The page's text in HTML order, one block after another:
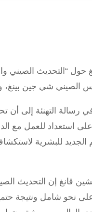
حول “التحديث
الصيني شي جين بينغ،
رسالة التهنئة إلى
استعداد للعمل مع
الجديد للبشرية
قانغ إن التحديث
على نحو شامل ونتيجة